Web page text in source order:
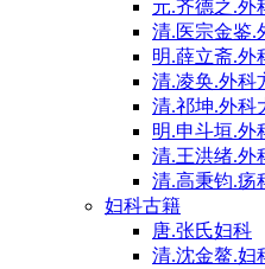
元.齐德之.外
清.医宗金鉴.
明.薛立斋.外
清.凌奂.外科
清.祁坤.外科
明.申斗垣.外
清.王洪绪.外
清.高秉钧.疡
妇科古籍
唐.张氏妇科
清.沈金鳌.妇